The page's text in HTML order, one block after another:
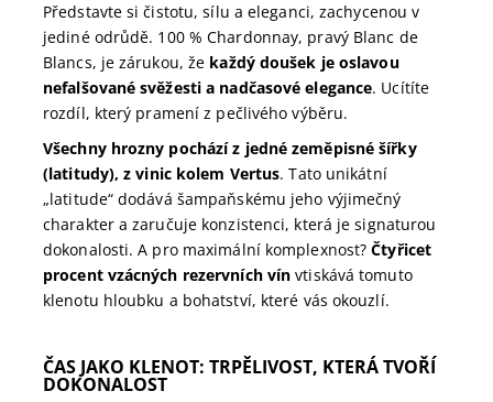
Představte si čistotu, sílu a eleganci, zachycenou v
jediné odrůdě. 100 % Chardonnay, pravý Blanc de
Blancs, je zárukou, že každý doušek je oslavou
nefalšované svěžesti a nadčasové elegance. Ucítíte
rozdíl, který pramení z pečlivého výběru.
Všechny hrozny pochází z jedné zeměpisné šířky
(latitudy), z vinic kolem Vertus. Tato unikátní
„latitude“ dodává šampaňskému jeho výjimečný
charakter a zaručuje konzistenci, která je signaturou
dokonalosti. A pro maximální komplexnost?Čtyřicet
procent vzácných rezervních vín vtiskává tomuto
klenotu hloubku a bohatství, které vás okouzlí.
ČAS JAKO KLENOT: TRPĚLIVOST, KTERÁ TVOŘÍ
DOKONALOST